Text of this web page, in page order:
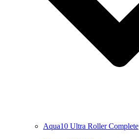
Aqua10 Ultra Roller Complete